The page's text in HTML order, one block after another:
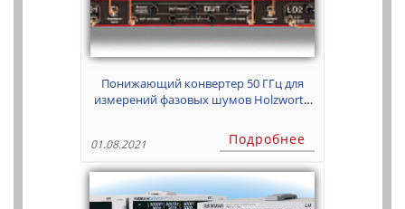
Понижающий конвертер 50 ГГц для
измерений фазовых шумов Holzworth
01.08.2021 Подробнее